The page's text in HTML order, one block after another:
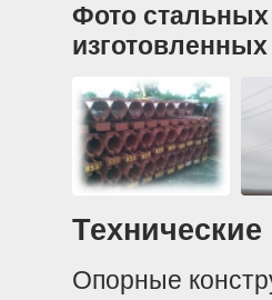
Фото
Опорные